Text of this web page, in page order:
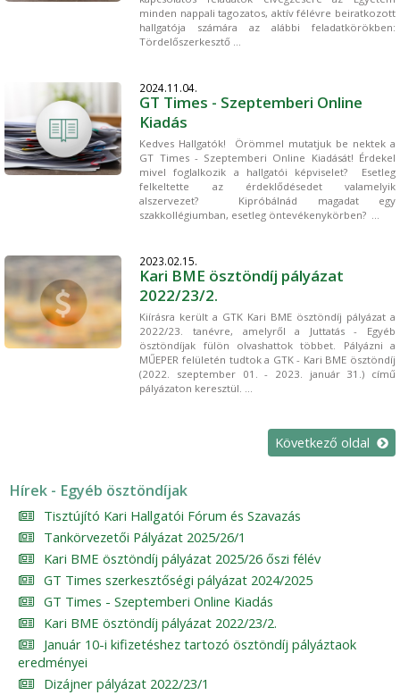
minden nappali tagozatos, aktív félévre beiratkozott
hallgatója számára az alábbi feladatkörökben:
Tördelőszerkesztő ...
2024.11.04.
GT Times - Szeptemberi Online
Kiadás
Kedves Hallgatók! Örömmel mutatjuk be nektek a
GT Times - Szeptemberi Online Kiadását! Érdekel
mivel foglalkozik a hallgatói képviselet? Esetleg
felkeltette az érdeklődésedet valamelyik
alszervezet? Kipróbálnád magadat egy
szakkollégiumban, esetleg öntevékenykörben? ...
2023.02.15.
Kari BME ösztöndíj pályázat
2022/23/2.
Kiírásra került a GTK Kari BME ösztöndíj pályázat a
2022/23. tanévre, amelyről a Juttatás - Egyéb
ösztöndíjak fülön olvashattok többet. Pályázni a
MŰEPER felületén tudtok a GTK - Kari BME ösztöndíj
(2022. szeptember 01. - 2023. január 31.) című
pályázaton keresztül. ...
Következő oldal
Hírek - Egyéb ösztöndíjak
Tisztújító Kari Hallgatói Fórum és Szavazás
Tankörvezetői Pályázat 2025/26/1
Kari BME ösztöndíj pályázat 2025/26 őszi félév
GT Times szerkesztőségi pályázat 2024/2025
GT Times - Szeptemberi Online Kiadás
Kari BME ösztöndíj pályázat 2022/23/2.
Január 10-i kifizetéshez tartozó ösztöndíj pályáztaok
eredményei
Dizájner pályázat 2022/23/1